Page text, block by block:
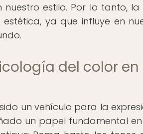
estilo. Por lo tanto,
ya que influye en
del color
un vehículo para la
un papel fundamental